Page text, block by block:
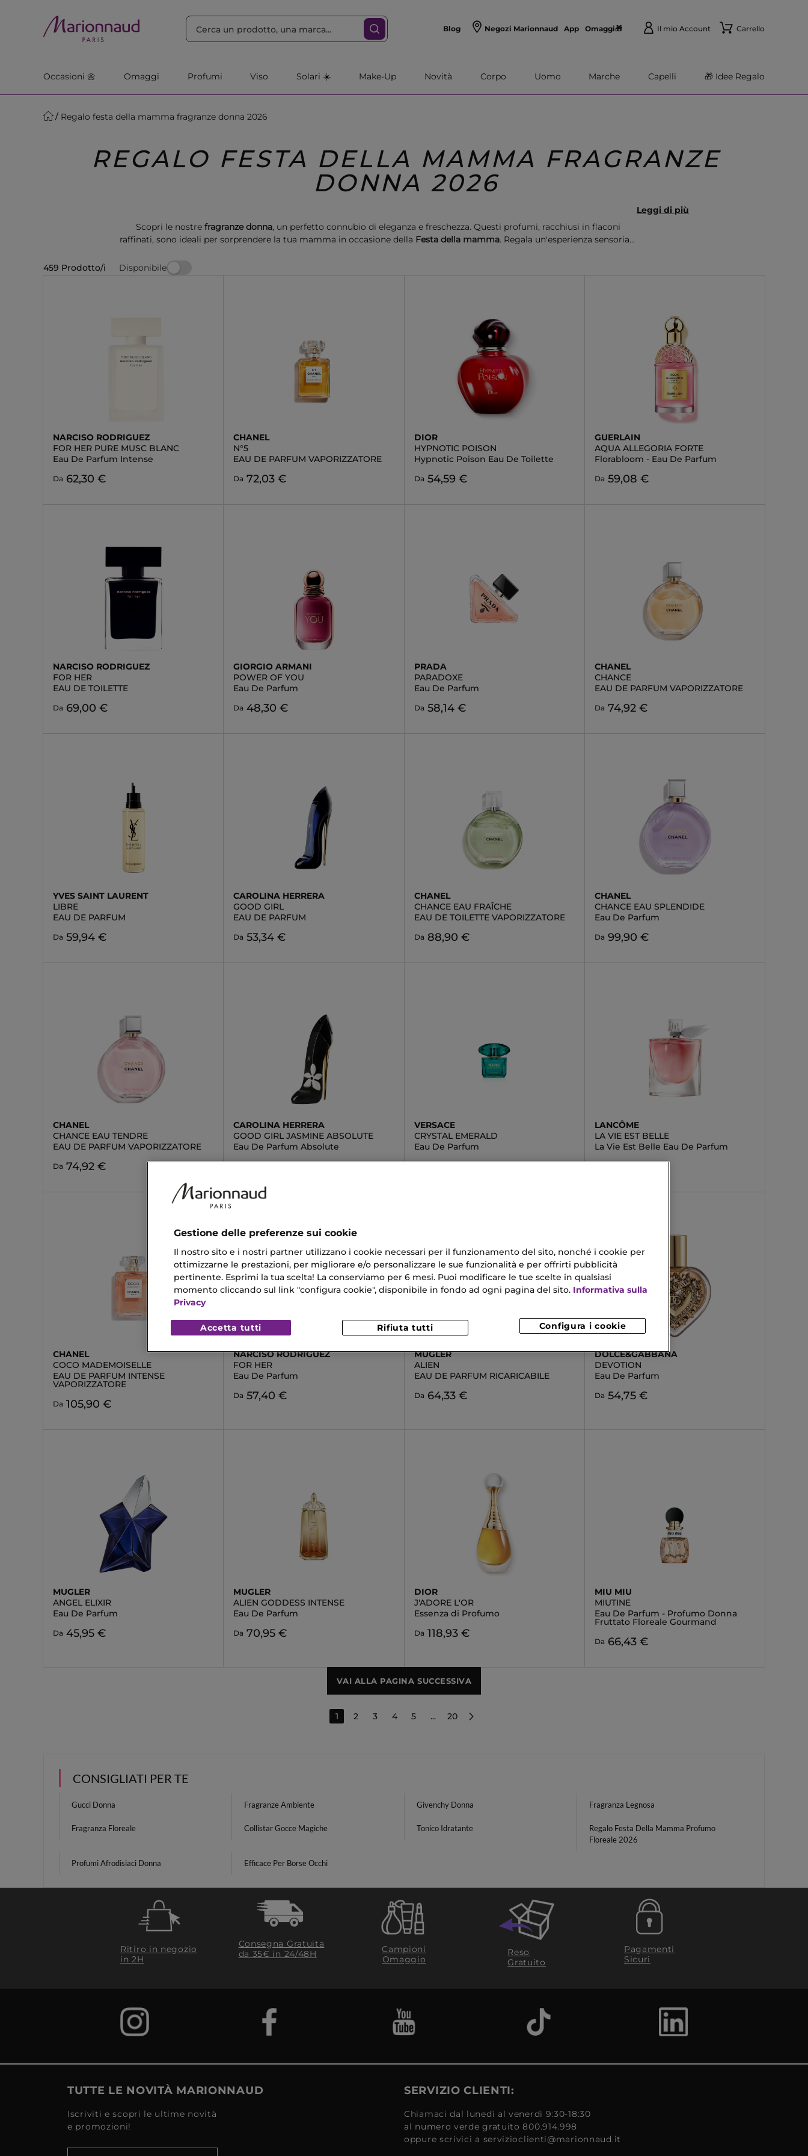
Blog Negozi Marionnaud App Omaggi🎁 Il mio Account Carrello
Occasioni 🌼 Omaggi Profumi Viso Solari ☀️ Make-Up Novità Corpo Uomo Marche Capelli 🎁 Idee Regalo
Regalo festa della mamma fragranze donna 2026
REGALO FESTA DELLA MAMMA FRAGRANZE
DONNA 2026
Scopri le nostre fragranze donna, un perfetto connubio di eleganza e freschezza. Questi profumi, racchiusi in flaconi
raffinati, sono ideali per sorprendere la tua mamma in occasione della Festa della mamma. Regala un'esperienza sensoriale
Leggi di più
459 Prodotto/i Disponibile
NARCISO RODRIGUEZ
FOR HER PURE MUSC BLANC
Eau De Parfum Intense
Da 62,30 €
CHANEL
N°5
EAU DE PARFUM VAPORIZZATORE
Da 72,03 €
DIOR
HYPNOTIC POISON
Hypnotic Poison Eau De Toilette
Da 54,59 €
GUERLAIN
AQUA ALLEGORIA FORTE
Florabloom - Eau De Parfum
Da 59,08 €
NARCISO RODRIGUEZ
FOR HER
EAU DE TOILETTE
Da 69,00 €
GIORGIO ARMANI
POWER OF YOU
Eau De Parfum
Da 48,30 €
PRADA
PARADOXE
Eau De Parfum
Da 58,14 €
CHANEL
CHANCE
EAU DE PARFUM VAPORIZZATORE
Da 74,92 €
YVES SAINT LAURENT
LIBRE
EAU DE PARFUM
Da 59,94 €
CAROLINA HERRERA
GOOD GIRL
EAU DE PARFUM
Da 53,34 €
CHANEL
CHANCE EAU FRAÎCHE
EAU DE TOILETTE VAPORIZZATORE
Da 88,90 €
CHANEL
CHANCE EAU SPLENDIDE
Eau De Parfum
Da 99,90 €
CHANEL
CHANCE EAU TENDRE
EAU DE PARFUM VAPORIZZATORE
Da 74,92 €
CAROLINA HERRERA
GOOD GIRL JASMINE ABSOLUTE
Eau De Parfum Absolute
87,00 €
VERSACE
CRYSTAL EMERALD
Eau De Parfum
58,80 €
LANCÔME
LA VIE EST BELLE
La Vie Est Belle Eau De Parfum
56,34 €
CHANEL
COCO MADEMOISELLE
EAU DE PARFUM INTENSE
VAPORIZZATORE
Da 105,90 €
NARCISO RODRIGUEZ
FOR HER
Eau De Parfum
Da 57,40 €
MUGLER
ALIEN
EAU DE PARFUM RICARICABILE
Da 64,33 €
DOLCE&GABBANA
DEVOTION
Eau De Parfum
Da 54,75 €
MUGLER
ANGEL ELIXIR
Eau De Parfum
Da 45,95 €
MUGLER
ALIEN GODDESS INTENSE
Eau De Parfum
Da 70,95 €
DIOR
J'ADORE L'OR
Essenza di Profumo
Da 118,93 €
MIU MIU
MIUTINE
Eau De Parfum - Profumo Donna
Fruttato Floreale Gourmand
Da 66,43 €
VAI ALLA PAGINA SUCCESSIVA
1 2 3 4 5 ... 20
CONSIGLIATI PER TE
Gucci Donna Fragranze Ambiente Givenchy Donna Fragranza Legnosa
Fragranza Floreale Collistar Gocce Magiche Tonico Idratante
Regalo Festa Della Mamma Profumo
Floreale 2026
Profumi Afrodisiaci Donna Efficace Per Borse Occhi
Ritiro in negozio
in 2H
Consegna Gratuita
da 35€​ in 24/48H
Campioni
Omaggio
Reso
Gratuito
Pagamenti
Sicuri
TUTTE LE NOVITÀ MARIONNAUD
Iscriviti e scopri le ultime novità
e promozioni!
SERVIZIO CLIENTI:
Chiamaci dal lunedì al venerdì 9:30-18:30
al numero verde gratuito 800.914.998
oppure scrivici a servizioclienti@marionnaud.it
Gestione delle preferenze sui cookie
Il nostro sito e i nostri partner utilizzano i cookie necessari per il funzionamento del sito, nonché i cookie per
ottimizzarne le prestazioni, per migliorare e/o personalizzare le sue funzionalità e per offrirti pubblicità
pertinente. Esprimi la tua scelta! La conserviamo per 6 mesi. Puoi modificare le tue scelte in qualsiasi
momento cliccando sul link "configura cookie", disponibile in fondo ad ogni pagina del sito. Informativa sulla
Privacy
Configura i cookie
Rifiuta tutti
Accetta tutti